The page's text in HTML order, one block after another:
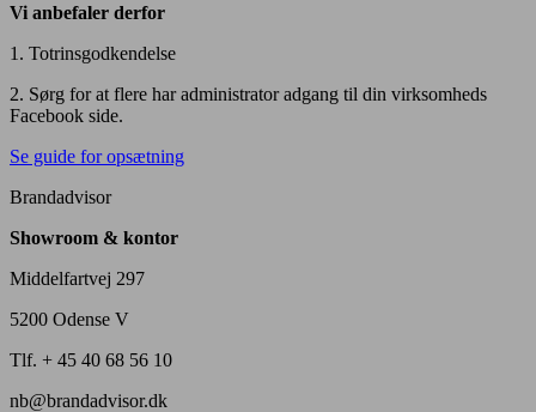
Vi anbefaler derfor
1. Totrinsgodkendelse
2. Sørg for at flere har administrator adgang til din virksomheds
Facebook side.
Se guide for opsætning
Brandadvisor
Showroom & kontor
Middelfartvej 297
5200 Odense V
Tlf. + 45 40 68 56 10
nb@brandadvisor.dk